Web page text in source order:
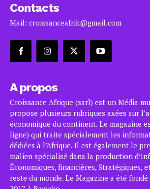
Contacts
Mail: croissanceafrik@gmail.com
A propos
Croissance Afrique (sarl) est un Média
propose plusieurs rubriques axées sur
économique du continent. Le magazine
ligne) qui traite spécialement les
dédiées à l’Afrique. Il est également le
malien spécialisé dans la production
Économiques, financières, Stratégiques,
reste du monde. Le Magazine a été